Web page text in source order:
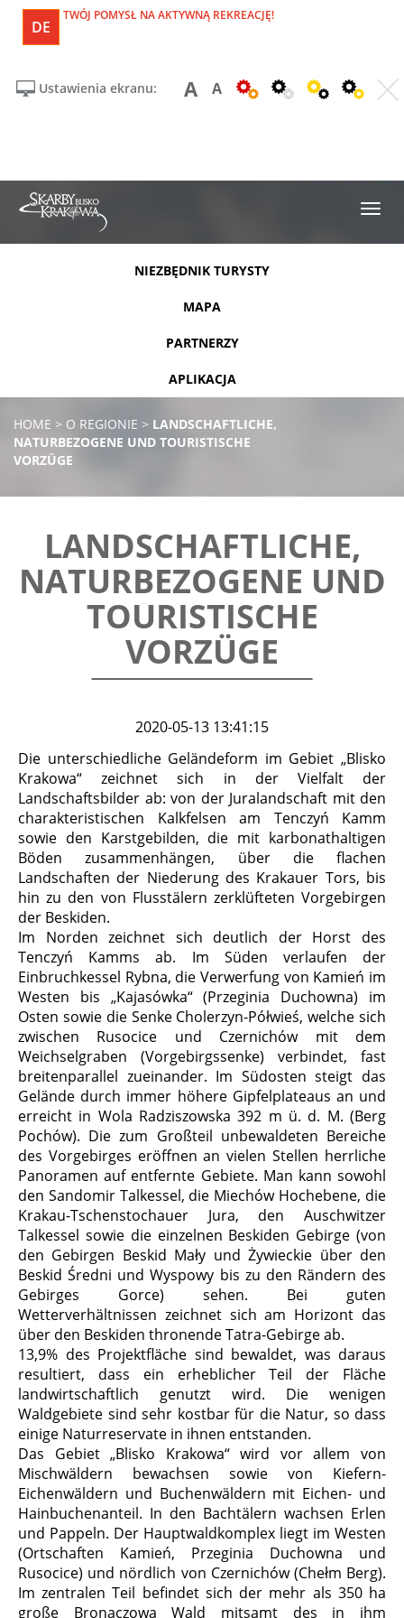
DE
TWÓJ POMYSŁ NA AKTYWNĄ REKREACJĘ!
Ustawienia ekranu: A A
NIEZBĘDNIK TURYSTY
MAPA
PARTNERZY
APLIKACJA
HOME > O REGIONIE > LANDSCHAFTLICHE,
NATURBEZOGENE UND TOURISTISCHE
VORZÜGE
LANDSCHAFTLICHE,
NATURBEZOGENE UND
TOURISTISCHE
VORZÜGE
2020-05-13 13:41:15
Die unterschiedliche Geländeform im Gebiet „Blisko
Krakowa“ zeichnet sich in der Vielfalt der
Landschaftsbilder ab: von der Juralandschaft mit den
charakteristischen Kalkfelsen am Tenczyń Kamm
sowie den Karstgebilden, die mit karbonathaltigen
Böden zusammenhängen, über die flachen
Landschaften der Niederung des Krakauer Tors, bis
hin zu den von Flusstälern zerklüfteten Vorgebirgen
der Beskiden.
Im Norden zeichnet sich deutlich der Horst des
Tenczyń Kamms ab. Im Süden verlaufen der
Einbruchkessel Rybna, die Verwerfung von Kamień im
Westen bis „Kajasówka“ (Przeginia Duchowna) im
Osten sowie die Senke Cholerzyn-Półwieś, welche sich
zwischen Rusocice und Czernichów mit dem
Weichselgraben (Vorgebirgssenke) verbindet, fast
breitenparallel zueinander. Im Südosten steigt das
Gelände durch immer höhere Gipfelplateaus an und
erreicht in Wola Radziszowska 392 m ü. d. M. (Berg
Pochów). Die zum Großteil unbewaldeten Bereiche
des Vorgebirges eröffnen an vielen Stellen herrliche
Panoramen auf entfernte Gebiete. Man kann sowohl
den Sandomir Talkessel, die Miechów Hochebene, die
Krakau-Tschenstochauer Jura, den Auschwitzer
Talkessel sowie die einzelnen Beskiden Gebirge (von
den Gebirgen Beskid Mały und Żywieckie über den
Beskid Średni und Wyspowy bis zu den Rändern des
Gebirges Gorce) sehen. Bei guten
Wetterverhältnissen zeichnet sich am Horizont das
über den Beskiden thronende Tatra-Gebirge ab.
13,9% des Projektfläche sind bewaldet, was daraus
resultiert, dass ein erheblicher Teil der Fläche
landwirtschaftlich genutzt wird. Die wenigen
Waldgebiete sind sehr kostbar für die Natur, so dass
einige Naturreservate in ihnen entstanden.
Das Gebiet „Blisko Krakowa“ wird vor allem von
Mischwäldern bewachsen sowie von Kiefern-
Eichenwäldern und Buchenwäldern mit Eichen- und
Hainbuchenanteil. In den Bachtälern wachsen Erlen
und Pappeln. Der Hauptwaldkomplex liegt im Westen
(Ortschaften Kamień, Przeginia Duchowna und
Rusocice) und nördlich von Czernichów (Chełm Berg).
Im zentralen Teil befindet sich der mehr als 350 ha
große Bronaczowa Wald mitsamt des in ihm